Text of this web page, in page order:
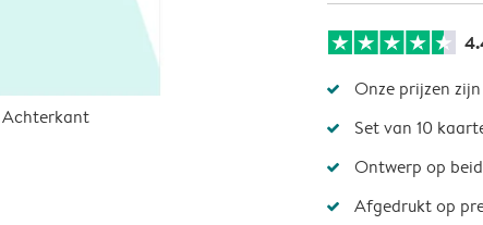
Achterkant
Onze prijzen
Set van 10
Ontwerp op
Afgedrukt op